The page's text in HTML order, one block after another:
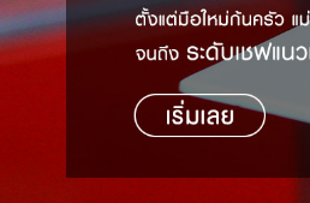
เปรียบเทียบหน่วยการต
เปรียบเทียบอุณหภูมิ
เปรียบเทียบน้ำหนักวัตถุ
ชั่งตวงเนย
สร้าง Cookbook